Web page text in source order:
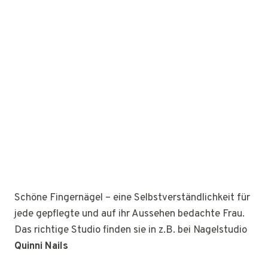
Schöne Fingernägel – eine Selbstverständlichkeit für
jede gepflegte und auf ihr Aussehen bedachte Frau.
Das richtige Studio finden sie in z.B. bei Nagelstudio
Quinni Nails